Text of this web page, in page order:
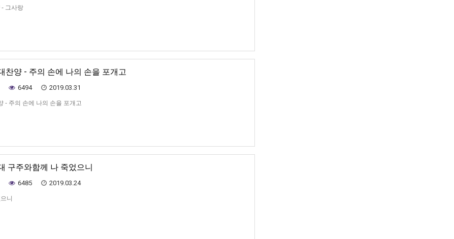
그사랑
찬양 - 주의 손에 나의 손을 포개고
6494 2019.03.31
- 주의 손에 나의 손을 포개고
구주와함께 나 죽었으니
6485 2019.03.24
니